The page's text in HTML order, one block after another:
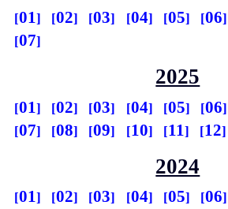
01 02 03 04 05
06
07
2025
01 02 03 04 05
06
07
08 09 10 11 12
2024
01 02 03 04 05
06